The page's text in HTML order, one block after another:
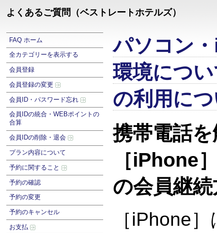
よくあるご質問（ベストレートホテルズ）
FAQ ホーム
全カテゴリーを表示する
会員登録
会員登録の変更
会員ID・パスワード忘れ
会員IDの統合・WEBポイントの
合算
会員IDの削除・退会
プラン内容について
予約に関すること
予約の確認
予約の変更
予約のキャンセル
お支払
パソコン
環境につ
の利用に
携帯電話
［iPhone
の会員継
［iPhone